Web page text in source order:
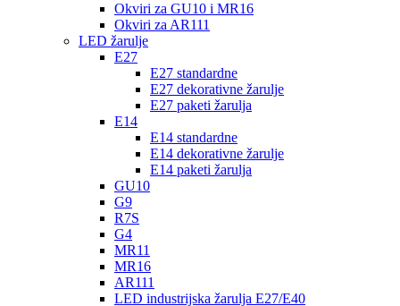
Okviri za GU10 i MR16
Okviri za AR111
LED žarulje
E27
E27 standardne
E27 dekorativne žarulje
E27 paketi žarulja
E14
E14 standardne
E14 dekorativne žarulje
E14 paketi žarulja
GU10
G9
R7S
G4
MR11
MR16
AR111
LED industrijska žarulja E27/E40